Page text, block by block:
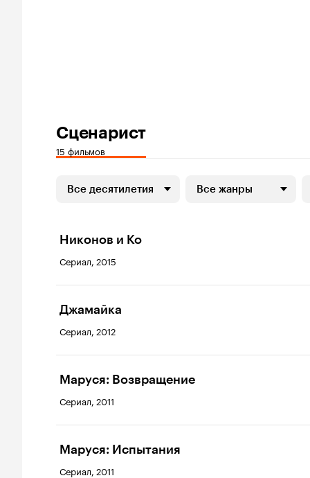
Сценарист
15 фильмов
Все десятилетия Все жанры
Никонов и Ко
Сериал, 2015
Джамайка
Сериал, 2012
Маруся: Возвращение
Сериал, 2011
Маруся: Испытания
Сериал, 2011